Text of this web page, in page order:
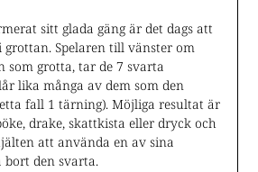
sitt glada gäng är det dags att
grottan. Spelaren till vänster om
grotta, tar de 7 svarta
lika många av dem som den
fall 1 tärning). Möjliga resultat är
drake, skattkista eller dryck och
att använda en av sina
den svarta.